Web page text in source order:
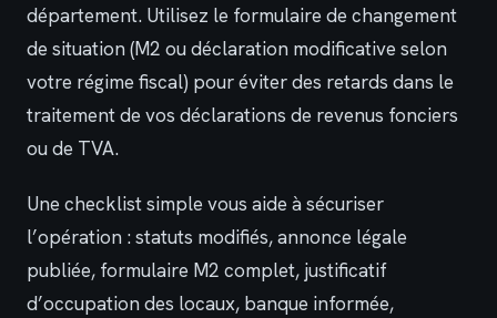
département. Utilisez le formulaire de changement
de situation (M2 ou déclaration modificative selon
votre régime fiscal) pour éviter des retards dans le
traitement de vos déclarations de revenus fonciers
ou de TVA.
Une checklist simple vous aide à sécuriser
l’opération : statuts modifiés, annonce légale
publiée, formulaire M2 complet, justificatif
d’occupation des locaux, banque informée,